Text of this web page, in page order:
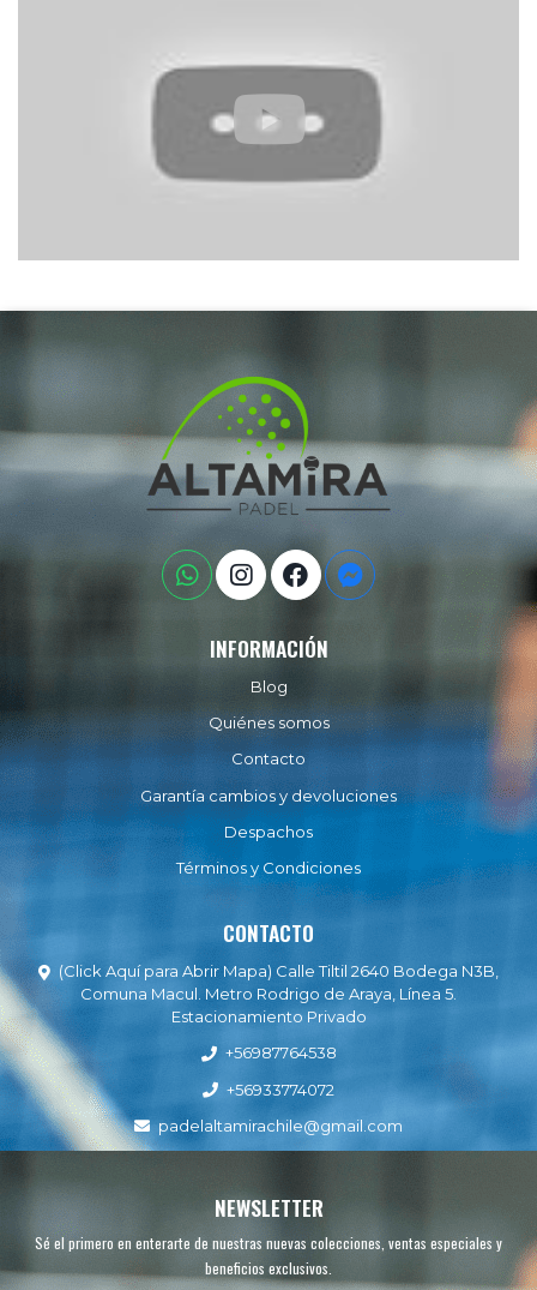
INFORMACIÓN
Blog
Quiénes somos
Contacto
Garantía cambios y devoluciones
Despachos
Términos y Condiciones
CONTACTO
(Click Aquí para Abrir Mapa) Calle Tiltil 2640 Bodega N3B,
Comuna Macul. Metro Rodrigo de Araya, Línea 5.
Estacionamiento Privado
+56987764538
+56933774072
padelaltamirachile@gmail.com
NEWSLETTER
Sé el primero en enterarte de nuestras nuevas colecciones, ventas especiales y
beneficios exclusivos.